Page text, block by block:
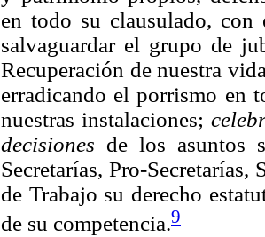
en todo su clausulado,
salvaguardar el grupo de
Recuperación de nuestra
erradicando el porrismo en
nuestras instalaciones;
decisiones de los asuntos
Secretarías, Pro-
de Trabajo su derecho
de su competencia.9